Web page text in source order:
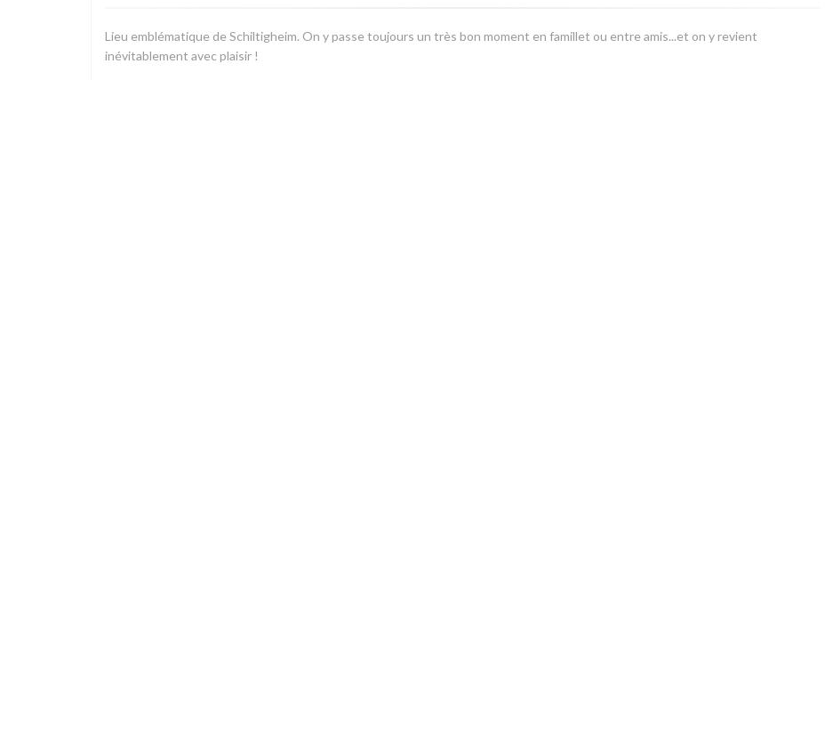
Lieu emblématique de Schiltigheim. On y passe toujours un très bon moment en famillet ou entre amis...et on y revient
inévitablement avec plaisir !